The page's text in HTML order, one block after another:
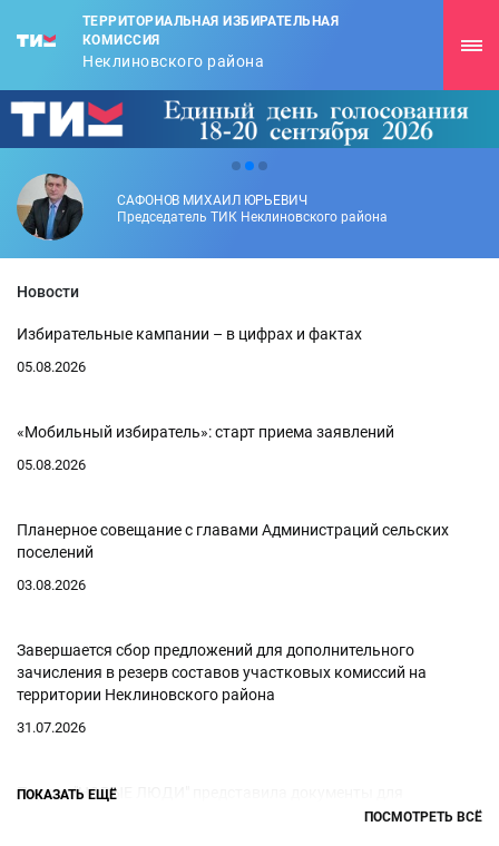
ТЕРРИТОРИАЛЬНАЯ ИЗБИРАТЕЛЬНАЯ
КОМИССИЯ
Неклиновского района
САФОНОВ МИХАИЛ ЮРЬЕВИЧ
Председатель ТИК Неклиновского района
Новости
Избирательные кампании – в цифрах и фактах
05.08.2026
«Мобильный избиратель»: старт приема заявлений
05.08.2026
Планерное совещание с главами Администраций сельских
поселений
03.08.2026
Завершается сбор предложений для дополнительного
зачисления в резерв составов участковых комиссий на
территории Неклиновского района
31.07.2026
Партия "НОВЫЕ ЛЮДИ" представила документы для
заверения списка кандидатов на выборах депутатов
ПОКАЗАТЬ ЕЩЁ
ПОСМОТРЕТЬ ВСЁ